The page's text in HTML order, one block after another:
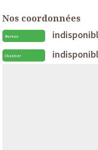
Nos coordonnées
Bureau
Chantier